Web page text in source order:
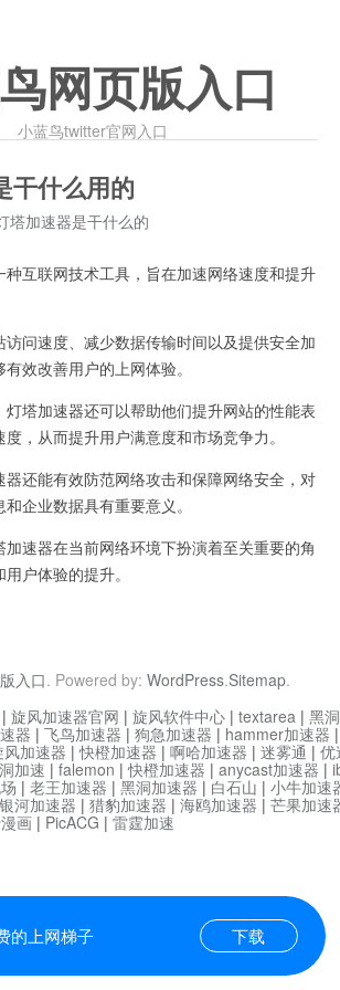
网页版入口
小蓝鸟twitter官网入口
干什么用的
塔加速器是干什么的
互联网技术工具，旨在加速网络速度和提升
问速度、减少数据传输时间以及提供安全加
效改善用户的上网体验。
塔加速器还可以帮助他们提升网站的性能表
，从而提升用户满意度和市场竞争力。
还能有效防范网络攻击和保障网络安全，对
企业数据具有重要意义。
速器在当前网络环境下扮演着至关重要的角
户体验的提升。
入口. Powered by: WordPress.Sitemap.
的上网梯子 下载
| 旋风加速器官网 | 旋风软件中心 | textarea | 黑
器 | 飞鸟加速器 | 狗急加速器 | hammer加速器
风加速器 |快橙加速器 | 啊哈加速器 | 迷雾通 | 优
加速 | falemon |快橙加速器 | anycast加速器 |
| 老王加速器 | 黑洞加速器 | 白石山 | 小牛加速
银河加速器 | 猎豹加速器 | 海鸥加速器 | 芒果加速
画 | PicACG | 雷霆加速